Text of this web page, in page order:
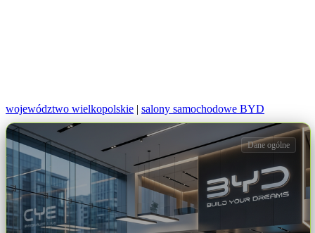
województwo wielkopolskie | salony samochodowe BYD
Dane ogólne